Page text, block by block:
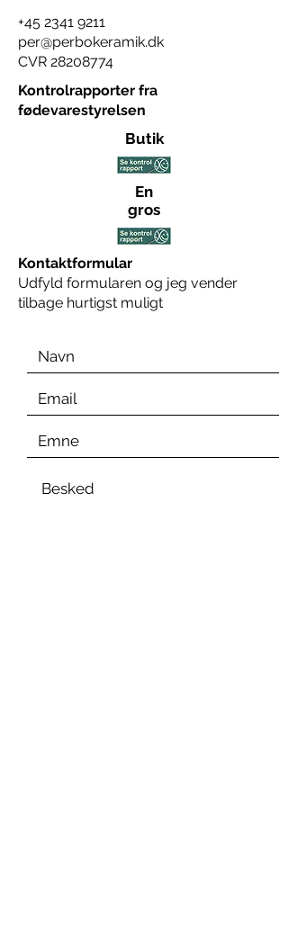
+45 2341 9211
per@perbokeramik.dk
CVR 28208774
Kontrolrapporter fra
fødevarestyrelsen
Butik
En
gros
Kontaktformular
Udfyld formularen og jeg vender
tilbage hurtigst muligt